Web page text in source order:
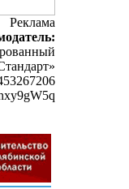
Реклама